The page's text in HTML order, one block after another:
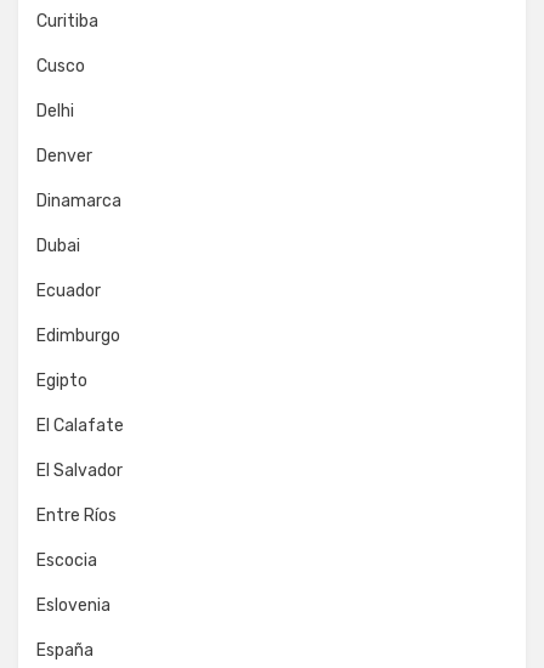
Curitiba
Cusco
Delhi
Denver
Dinamarca
Dubai
Ecuador
Edimburgo
Egipto
El Calafate
El Salvador
Entre Ríos
Escocia
Eslovenia
España